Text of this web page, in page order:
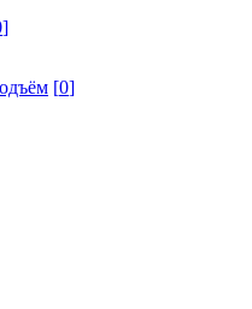
]
[0]